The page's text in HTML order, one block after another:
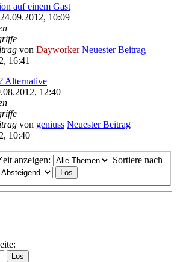
auf einem Gast
10:09
von Dayworker Neuester Beitrag
16:41
Alternative
12:40
von geniuss Neuester Beitrag
10:40
anzeigen: Sortiere nach